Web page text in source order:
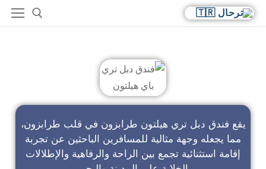
يقع فندق دبل تري هيلتون طرابزون في قلب طرابزون،
مما يجعله وجهة مثالية للمسافرين الباحثين عن تجربة
إقامة استثنائية تجمع بين الراحة والرفاهية والإطلالات